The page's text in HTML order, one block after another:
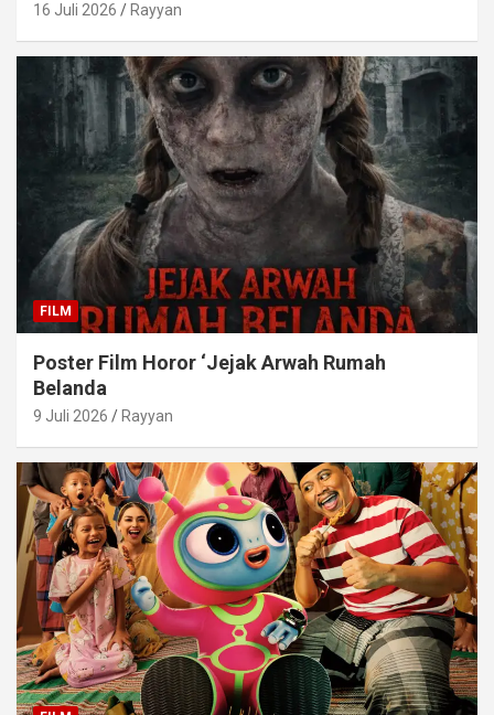
16 Juli 2026 Rayyan
FILM
Poster Film Horor ‘Jejak Arwah Rumah
Belanda
9 Juli 2026 Rayyan